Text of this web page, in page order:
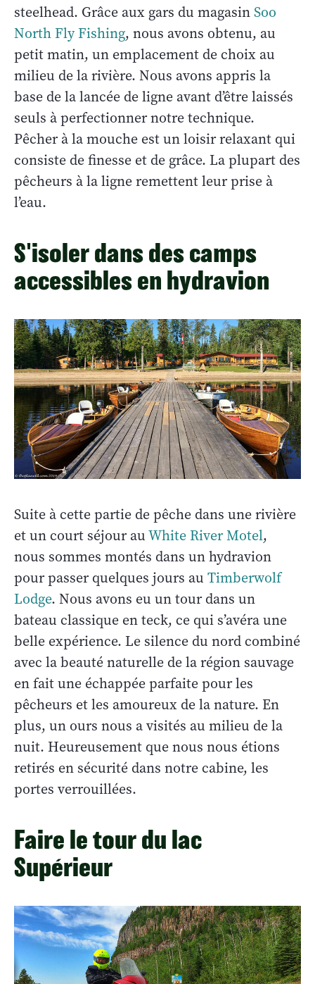
steelhead. Grâce aux gars du magasinSoo
North Fly Fishing, nous avons obtenu, au
petit matin, un emplacement de choix au
milieu de la rivière. Nous avons appris la
base de la lancée de ligne avant d’être laissés
seuls à perfectionner notre technique.
Pêcher à la mouche est un loisir relaxant qui
consiste de finesse et de grâce. La plupart des
pêcheurs à la ligne remettent leur prise à
l’eau.
S'isoler dans des camps
accessibles en hydravion
Suite à cette partie de pêche dans une rivière
et un court séjour auWhite River Motel,
nous sommes montés dans un hydravion
pour passer quelques jours au Timberwolf
Lodge. Nous avons eu un tour dans un
bateau classique en teck, ce qui s’avéra une
belle expérience. Le silence du nord combiné
avec la beauté naturelle de la région sauvage
en fait une échappée parfaite pour les
pêcheurs et les amoureux de la nature. En
plus, un ours nous a visités au milieu de la
nuit. Heureusement que nous nous étions
retirés en sécurité dans notre cabine, les
portes verrouillées.
Faire le tour du lac
Supérieur